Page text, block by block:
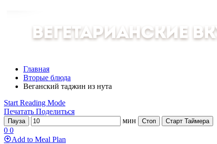
Главная
Вторые блюда
Веганский таджин из нута
Start Reading Mode
Печатать Поделиться
Пауза мин Стоп Старт Таймера
0 0
Add to Meal Plan